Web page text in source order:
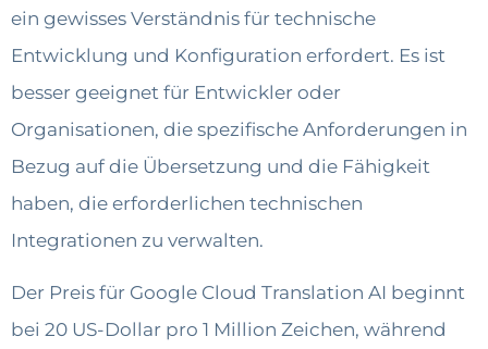
ein gewisses Verständnis für technische
Entwicklung und Konfiguration erfordert. Es ist
besser geeignet für Entwickler oder
Organisationen, die spezifische Anforderungen in
Bezug auf die Übersetzung und die Fähigkeit
haben, die erforderlichen technischen
Integrationen zu verwalten.
Der Preis für Google Cloud Translation AI beginnt
bei 20 US-Dollar pro 1 Million Zeichen, während